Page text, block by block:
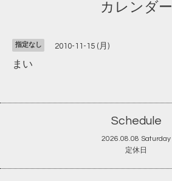
カレンダー
指定なし 2010-11-15 (月)
まい
Schedule
2026.08.08 Saturday
定休日